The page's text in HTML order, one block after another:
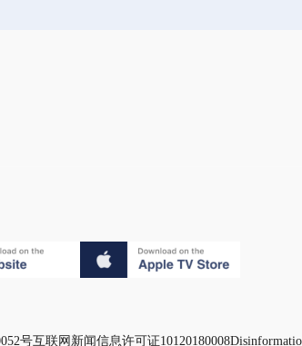
号互联网新闻信息许可证10120180008